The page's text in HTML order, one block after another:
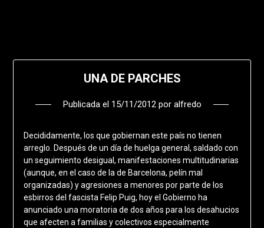
UNA DE PARCHES
Publicada el 15/11/2012por alfredo
Decididamente, los que gobiernan este país no tienen
arreglo. Después de un día de huelga general, saldado con
un seguimiento desigual, manifestaciones multitudinarias
(aunque, en el caso de la de Barcelona, pelín mal
organizadas) y agresiones a menores por parte de los
esbirros del fascista Felip Puig, hoy el Gobierno ha
anunciado una moratoria de dos años para los desahucios
que afecten a familias y colectivos especialmente